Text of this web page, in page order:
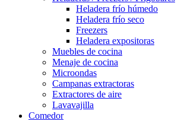
Heladera frío húmedo
Heladera frío seco
Freezers
Heladera expositoras
Muebles de cocina
Menaje de cocina
Microondas
Campanas extractoras
Extractores de aire
Lavavajilla
Comedor